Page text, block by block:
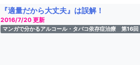
『適量だから大丈夫』は誤解！
2016/7/20 更新
マンガで分かるアルコール・タバコ依存症治療 第16回